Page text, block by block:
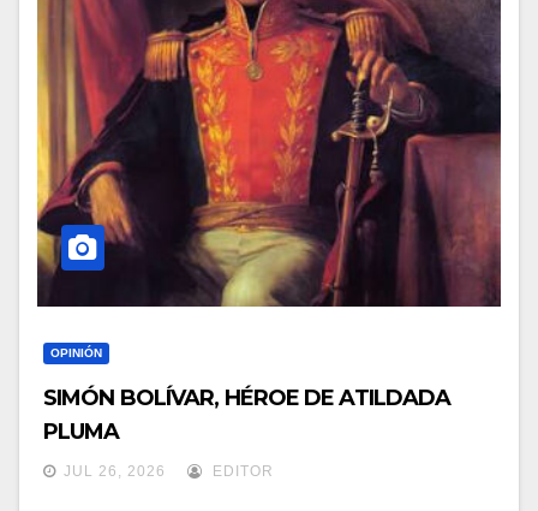
OPINIÓN
SIMÓN BOLÍVAR, HÉROE DE ATILDADA
PLUMA
JUL 26, 2026 EDITOR